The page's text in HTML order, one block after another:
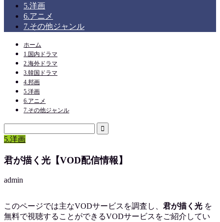
5.洋画
6.アニメ
7.その他ジャンル
ホーム
1.国内ドラマ
2.海外ドラマ
3.韓国ドラマ
4.邦画
5.洋画
6.アニメ
7.その他ジャンル
5.洋画
君が描く光【VOD配信情報】
admin
このページでは主なVODサービスを調査し、 君が描く光 を
無料で視聴することができるVODサービスをご紹介してい